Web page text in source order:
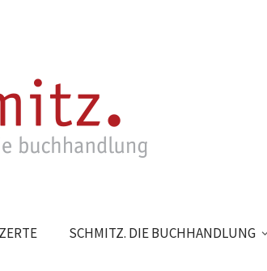
SCHMITZ. DIE BUCHHANDLUNG